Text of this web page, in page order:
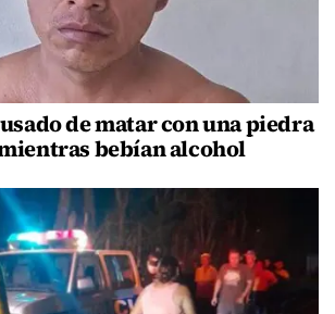
de matar con una piedra
bebían alcohol